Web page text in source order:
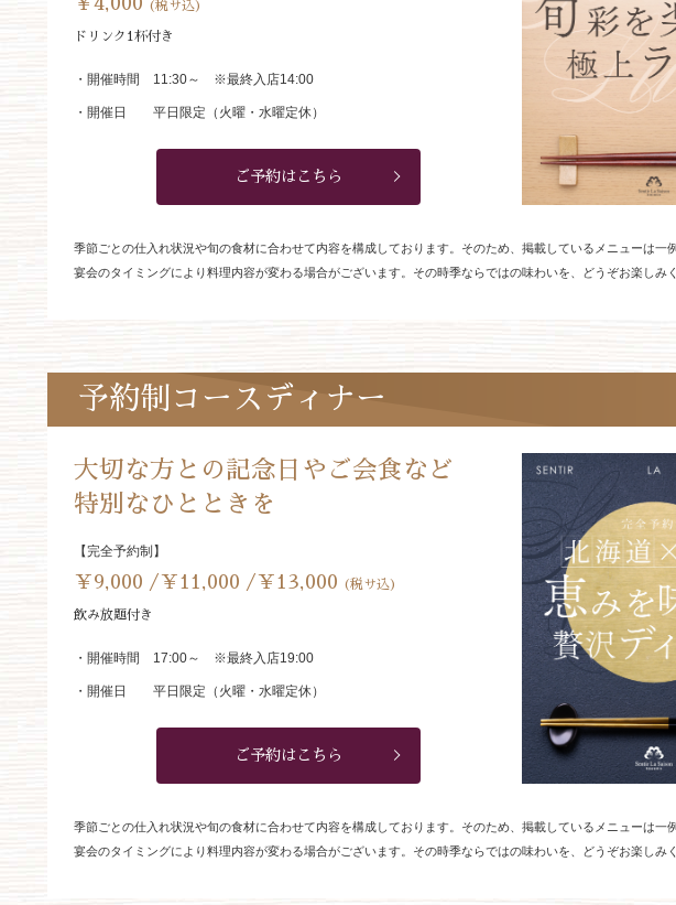
(税サ込)
ドリンク1杯付き
・開催時間 11:30～ ※最終入店14:00
・開催日 平日限定（火曜・水曜定休）
ご予約はこちら
季節ごとの仕入れ状況や旬の食材に合わせて内容を構成しております。そのため、掲載しているメニューは一
宴会のタイミングにより料理内容が変わる場合がございます。その時季ならではの味わいを、どうぞお楽しみ
予約制コースディナー
大切な方との記念日やご会食など
特別なひとときを
【完全予約制】
￥9,000 /￥11,000 /￥13,000 (税サ込)
飲み放題付き
・開催時間 17:00～ ※最終入店19:00
・開催日 平日限定（火曜・水曜定休）
ご予約はこちら
季節ごとの仕入れ状況や旬の食材に合わせて内容を構成しております。そのため、掲載しているメニューは一
宴会のタイミングにより料理内容が変わる場合がございます。その時季ならではの味わいを、どうぞお楽しみ